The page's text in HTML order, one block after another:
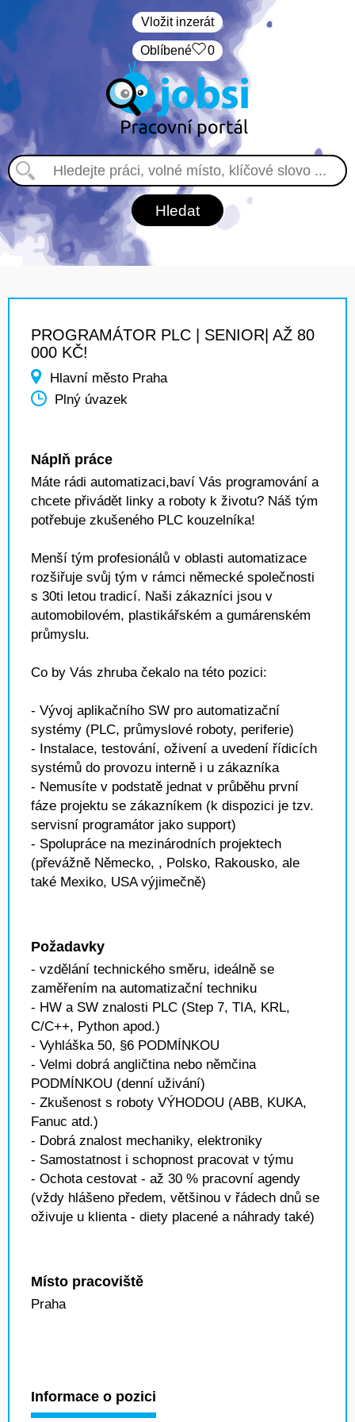
Vložit inzerát
Oblíbené 0
PROGRAMÁTOR PLC | SENIOR| AŽ 80
000 KČ!
Hlavní město Praha
Plný úvazek
Náplň práce
Máte rádi automatizaci,baví Vás programování a
chcete přivádět linky a roboty k životu? Náš tým
potřebuje zkušeného PLC kouzelníka!
Menší tým profesionálů v oblasti automatizace
rozšiřuje svůj tým v rámci německé společnosti
s 30ti letou tradicí. Naši zákazníci jsou v
automobilovém, plastikářském a gumárenském
průmyslu.
Co by Vás zhruba čekalo na této pozici:
- Vývoj aplikačního SW pro automatizační
systémy (PLC, průmyslové roboty, periferie)
- Instalace, testování, oživení a uvedení řídicích
systémů do provozu interně i u zákazníka
- Nemusíte v podstatě jednat v průběhu první
fáze projektu se zákazníkem (k dispozici je tzv.
servisní programátor jako support)
- Spolupráce na mezinárodních projektech
(převážně Německo, , Polsko, Rakousko, ale
také Mexiko, USA výjimečně)
Požadavky
- vzdělání technického směru, ideálně se
zaměřením na automatizační techniku
- HW a SW znalosti PLC (Step 7, TIA, KRL,
C/C++, Python apod.)
- Vyhláška 50, §6 PODMÍNKOU
- Velmi dobrá angličtina nebo němčina
PODMÍNKOU (denní uživání)
- Zkušenost s roboty VÝHODOU (ABB, KUKA,
Fanuc atd.)
- Dobrá znalost mechaniky, elektroniky
- Samostatnost i schopnost pracovat v týmu
- Ochota cestovat - až 30 % pracovní agendy
(vždy hlášeno předem, většinou v řádech dnů se
oživuje u klienta - diety placené a náhrady také)
Místo pracoviště
Praha
Informace o pozici